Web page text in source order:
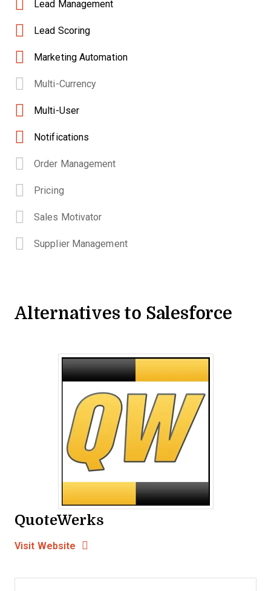
Lead Management
Lead Scoring
Marketing Automation
Multi-Currency
Multi-User
Notifications
Order Management
Pricing
Sales Motivator
Supplier Management
Alternatives to Salesforce
QuoteWerks
Visit Website Opens New Window